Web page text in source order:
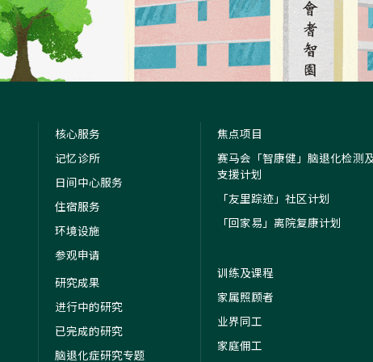
核心服务
记忆诊所
日间中心服务
住宿服务
环境设施
参观申请
研究成果
进行中的研究
已完成的研究
脑退化症研究专题
焦点项目
赛马会「智康健」脑退化检测
支援计划
「友里踪迹」社区计划
「回家易」离院复康计划
训练及课程
家属照顾者
业界同工
家庭佣工